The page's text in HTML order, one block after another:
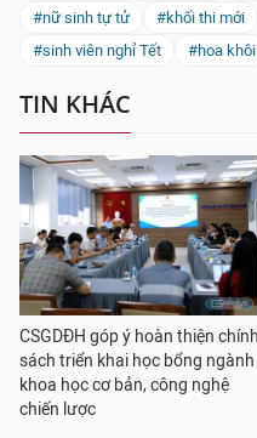
#nữ sinh tự tử
#khối thi mới
#sinh viên nghỉ Tết
#hoa khôi
TIN KHÁC
CSGDĐH góp ý hoàn thiện chính
sách triển khai học bổng ngành
khoa học cơ bản, công nghệ
chiến lược